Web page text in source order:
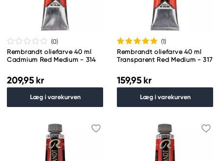
(0)
Rembrandt oliefarve 40 ml
Cadmium Red Medium - 314
209,95 kr
Læg i varekurven
(1)
Rembrandt oliefarve 40 ml
Transparent Red Medium - 317
159,95 kr
Læg i varekurven